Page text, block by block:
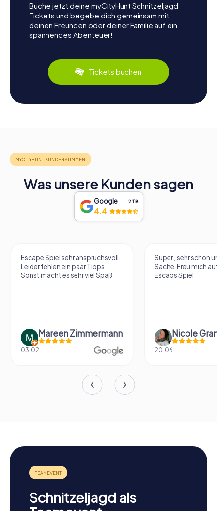
Buche jetzt deine myCityHunt Schnitzeljagd
Tickets und begebe dich gemeinsam mit
deinen Freunden oder deiner Familie auf ein
spannendes Abenteuer!
Tickets buchen
Was unsere Kunden sagen
Google 2‘118
4.4
Escape Spiel sehr anspruchsvoll.
Leider fehlen ein paar Tipps.
Sonst macht es sehr viel Spaß.
Mareen Zimmermann
03.02.
Super , sehr schön
Sache. Freu mich
Escaps Spiel
Nicole
20.06.
Schnitzeljagd als